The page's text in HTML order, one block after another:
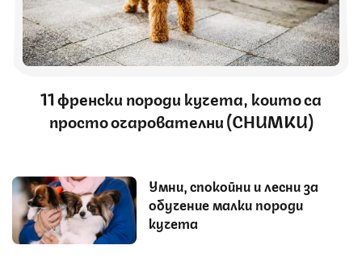
11 френски породи кучета, които са
просто очарователни (СНИМКИ)
Умни, спокойни и лесни за
обучение малки породи
кучета